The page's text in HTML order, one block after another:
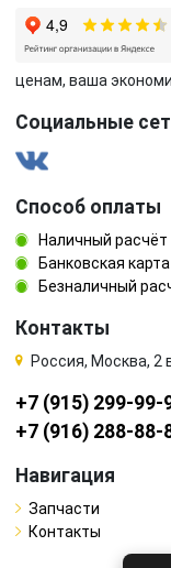
ценам, ваша
Социальные
Способ оплаты
Наличный расчёт
Банковская карта
Безналичный
Контакты
Россия, Москва, 2
+7 (915) 299-99-
+7 (916) 288-88-
Навигация
Запчасти
Контакты